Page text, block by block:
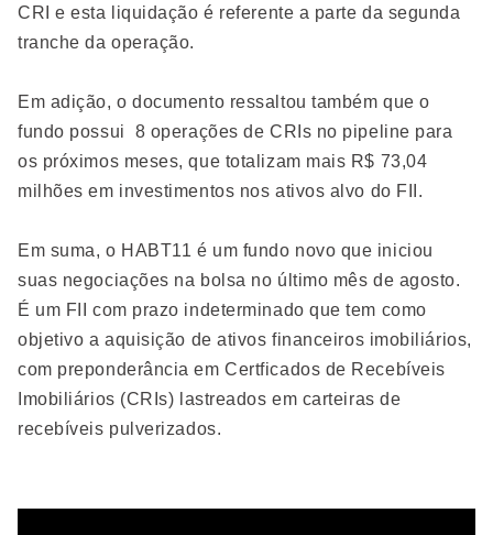
CRI e esta liquidação é referente a parte da segunda
tranche da operação.
Em adição, o documento ressaltou também que o
fundo possui 8 operações de CRIs no pipeline para
os próximos meses, que totalizam mais R$ 73,04
milhões em investimentos nos ativos alvo do FII.
Em suma, o HABT11 é um fundo novo que iniciou
suas negociações na bolsa no último mês de agosto.
É um FII com prazo indeterminado que tem como
objetivo a aquisição de ativos financeiros imobiliários,
com preponderância em Certficados de Recebíveis
Imobiliários (CRIs) lastreados em carteiras de
recebíveis pulverizados.